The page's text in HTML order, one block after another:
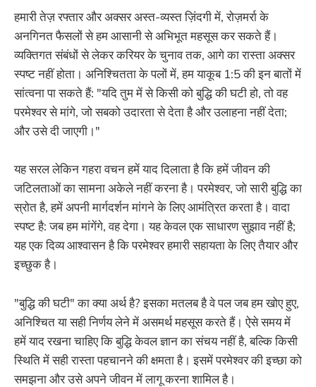
हमारी तेज़ रफ्तार और अक्सर अस्त-व्यस्त ज़िंदगी में, रोज़मर्रा के
अनगिनत फैसलों से हम आसानी से अभिभूत महसूस कर सकते हैं।
व्यक्तिगत संबंधों से लेकर करियर के चुनाव तक, आगे का रास्ता अक्सर
स्पष्ट नहीं होता। अनिश्चितता के पलों में, हम याकूब 1:5 की इन बातों में
सांत्वना पा सकते हैं: "यदि तुम में से किसी को बुद्धि की घटी हो, तो वह
परमेश्वर से मांगे, जो सबको उदारता से देता है और उलाहना नहीं देता;
और उसे दी जाएगी।"
यह सरल लेकिन गहरा वचन हमें याद दिलाता है कि हमें जीवन की
जटिलताओं का सामना अकेले नहीं करना है। परमेश्वर, जो सारी बुद्धि का
स्रोत है, हमें अपनी मार्गदर्शन मांगने के लिए आमंत्रित करता है। वादा
स्पष्ट है: जब हम मांगेंगे, वह देगा। यह केवल एक साधारण सुझाव नहीं है;
यह एक दिव्य आश्वासन है कि परमेश्वर हमारी सहायता के लिए तैयार और
इच्छुक है।
"बुद्धि की घटी" का क्या अर्थ है? इसका मतलब है वे पल जब हम खोए हुए,
अनिश्चित या सही निर्णय लेने में असमर्थ महसूस करते हैं। ऐसे समय में
हमें याद रखना चाहिए कि बुद्धि केवल ज्ञान का संचय नहीं है, बल्कि किसी
स्थिति में सही रास्ता पहचानने की क्षमता है। इसमें परमेश्वर की इच्छा को
समझना और उसे अपने जीवन में लागू करना शामिल है।